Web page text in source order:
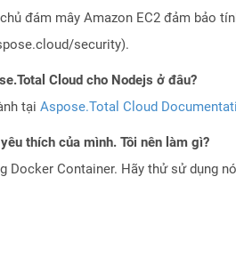
đám mây Amazon EC2 đảm bảo
security).
Cloud cho Nodejs ở đâu?
tại Aspose.Total Cloud
thích của mình. Tôi nên làm gì?
Container. Hãy thử sử dụng